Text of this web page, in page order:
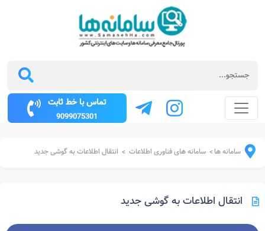
تماس با خط ثابت
9099075301
سامانه ها> سامانه های فناوری اطلاعات > انتقال اطلاعات به گوشی جدید
انتقال اطلاعات به گوشی جدید